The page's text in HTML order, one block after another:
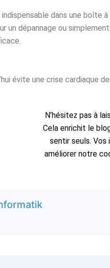
dans une boîte
un dépannage ou
évite une crise cardiaque
N’hésitez pas à
Cela enrichit le
sentir seuls. Vos
améliorer notre